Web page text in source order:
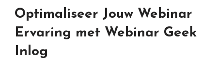
Optimaliseer Jouw Webinar
Ervaring met Webinar Geek
Inlog